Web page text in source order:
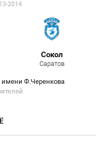
2014
Сокол
Саратов
имени Ф.Черенкова